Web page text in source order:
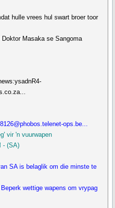
hulle vrees hul swart broer toor
Masaka se Sangoma
ops.be...
vir 'n vuurwapen
- (SA)
SA is belaglik om die minste te
wettige wapens om vrypag